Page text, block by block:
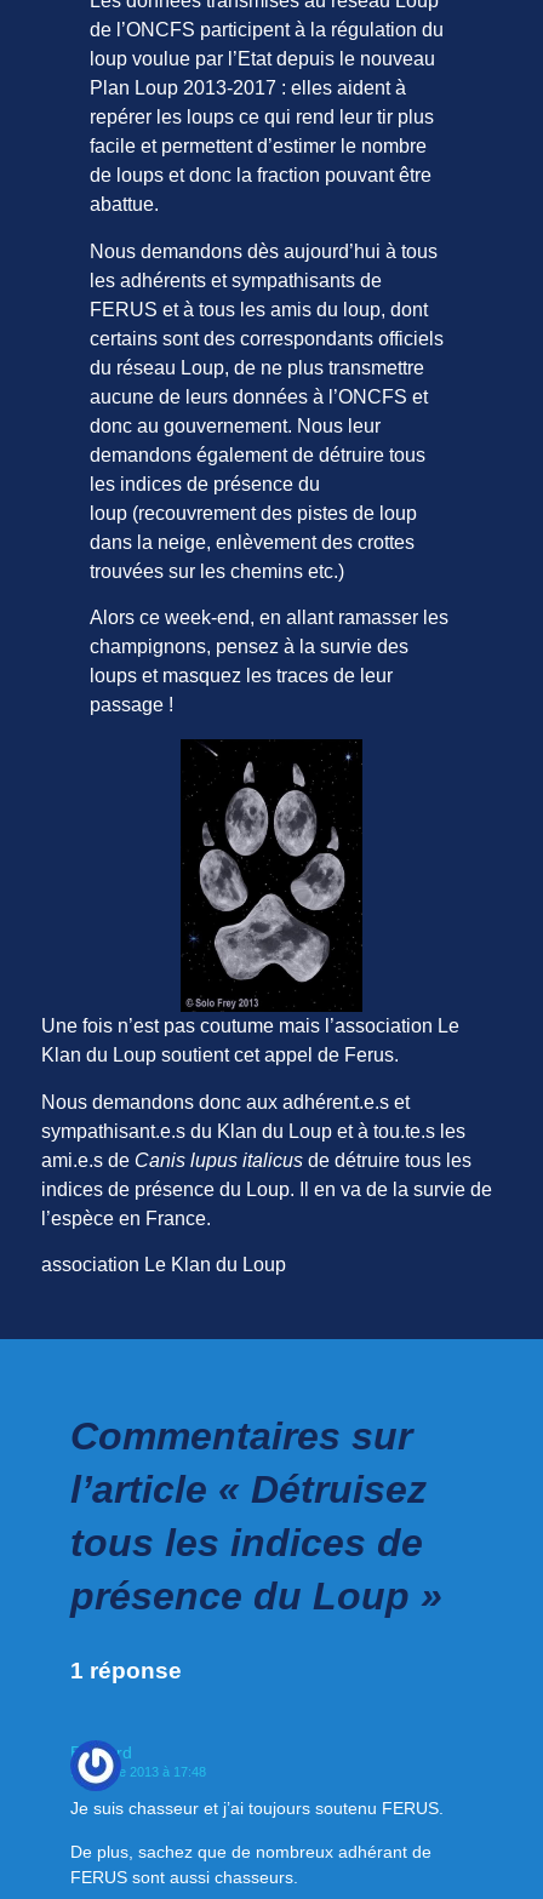
de l’ONCFS participent à la régulation du
loup voulue par l’Etat depuis le nouveau
Plan Loup 2013-2017 : elles aident à
repérer les loups ce qui rend leur tir plus
facile et permettent d’estimer le nombre
de loups et donc la fraction pouvant être
abattue.
Nous demandons dès aujourd’hui à tous
les adhérents et sympathisants de
FERUS et à tous les amis du loup, dont
certains sont des correspondants officiels
du réseau Loup, de ne plus transmettre
aucune de leurs données à l’ONCFS et
donc au gouvernement. Nous leur
demandons également de détruire tous
les indices de présence du
loup (recouvrement des pistes de loup
dans la neige, enlèvement des crottes
trouvées sur les chemins etc.)
Alors ce week-end, en allant ramasser les
champignons, pensez à la survie des
loups et masquez les traces de leur
passage !
Une fois n’est pas coutume mais l’association Le
Klan du Loup soutient cet appel de Ferus.
Nous demandons donc aux adhérent.e.s et
sympathisant.e.s du Klan du Loup et à tou.te.s les
ami.e.s de Canis lupus italicus de détruire tous les
indices de présence du Loup. Il en va de la survie de
l’espèce en France.
association Le Klan du Loup
Commentaires sur
l’article « Détruisez
tous les indices de
présence du Loup »
1 réponse
Bernard
9 octobre 2013 à 17:48
Je suis chasseur et j’ai toujours soutenu FERUS.
De plus, sachez que de nombreux adhérant de
FERUS sont aussi chasseurs.